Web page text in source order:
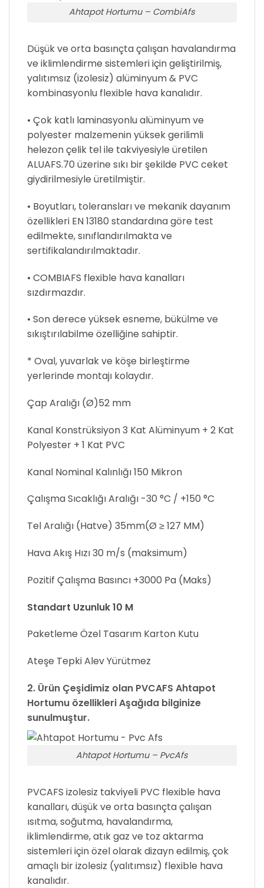
Ahtapot Hortumu – CombiAfs
Düşük ve orta basınçta çalışan havalandırma
ve iklimlendirme sistemleri için geliştirilmiş,
yalıtımsız (izolesiz) alüminyum & PVC
kombinasyonlu flexible hava kanalıdır.
• Çok katlı laminasyonlu alüminyum ve
polyester malzemenin yüksek gerilimli
helezon çelik tel ile takviyesiyle üretilen
ALUAFS.70 üzerine sıkı bir şekilde PVC ceket
giydirilmesiyle üretilmiştir.
• Boyutları, toleransları ve mekanik dayanım
özellikleri EN 13180 standardına göre test
edilmekte, sınıflandırılmakta ve
sertifikalandırılmaktadır.
• COMBIAFS flexible hava kanalları
sızdırmazdır.
• Son derece yüksek esneme, bükülme ve
sıkıştırılabilme özelliğine sahiptir.
* Oval, yuvarlak ve köşe birleştirme
yerlerinde montajı kolaydır.
Çap Aralığı (Ø)52 mm
Kanal Konstrüksiyon 3 Kat Alüminyum + 2 Kat
Polyester + 1 Kat PVC
Kanal Nominal Kalınlığı 150 Mikron
Çalışma Sıcaklığı Aralığı -30 °C / +150 °C
Tel Aralığı (Hatve) 35mm(Ø ≥ 127 MM)
Hava Akış Hızı 30 m/s (maksimum)
Pozitif Çalışma Basıncı +3000 Pa (Maks)
Standart Uzunluk 10 M
Paketleme Özel Tasarım Karton Kutu
Ateşe Tepki Alev Yürütmez
2. Ürün Çeşidimiz olan PVCAFS Ahtapot
Hortumu özellikleri Aşağıda bilginize
sunulmuştur.
Ahtapot Hortumu – PvcAfs
PVCAFS izolesiz takviyeli PVC flexible hava
kanalları, düşük ve orta basınçta çalışan
ısıtma, soğutma, havalandırma,
iklimlendirme, atık gaz ve toz aktarma
sistemleri için özel olarak dizayn edilmiş, çok
amaçlı bir izolesiz (yalıtımsız) flexible hava
kanalıdır.